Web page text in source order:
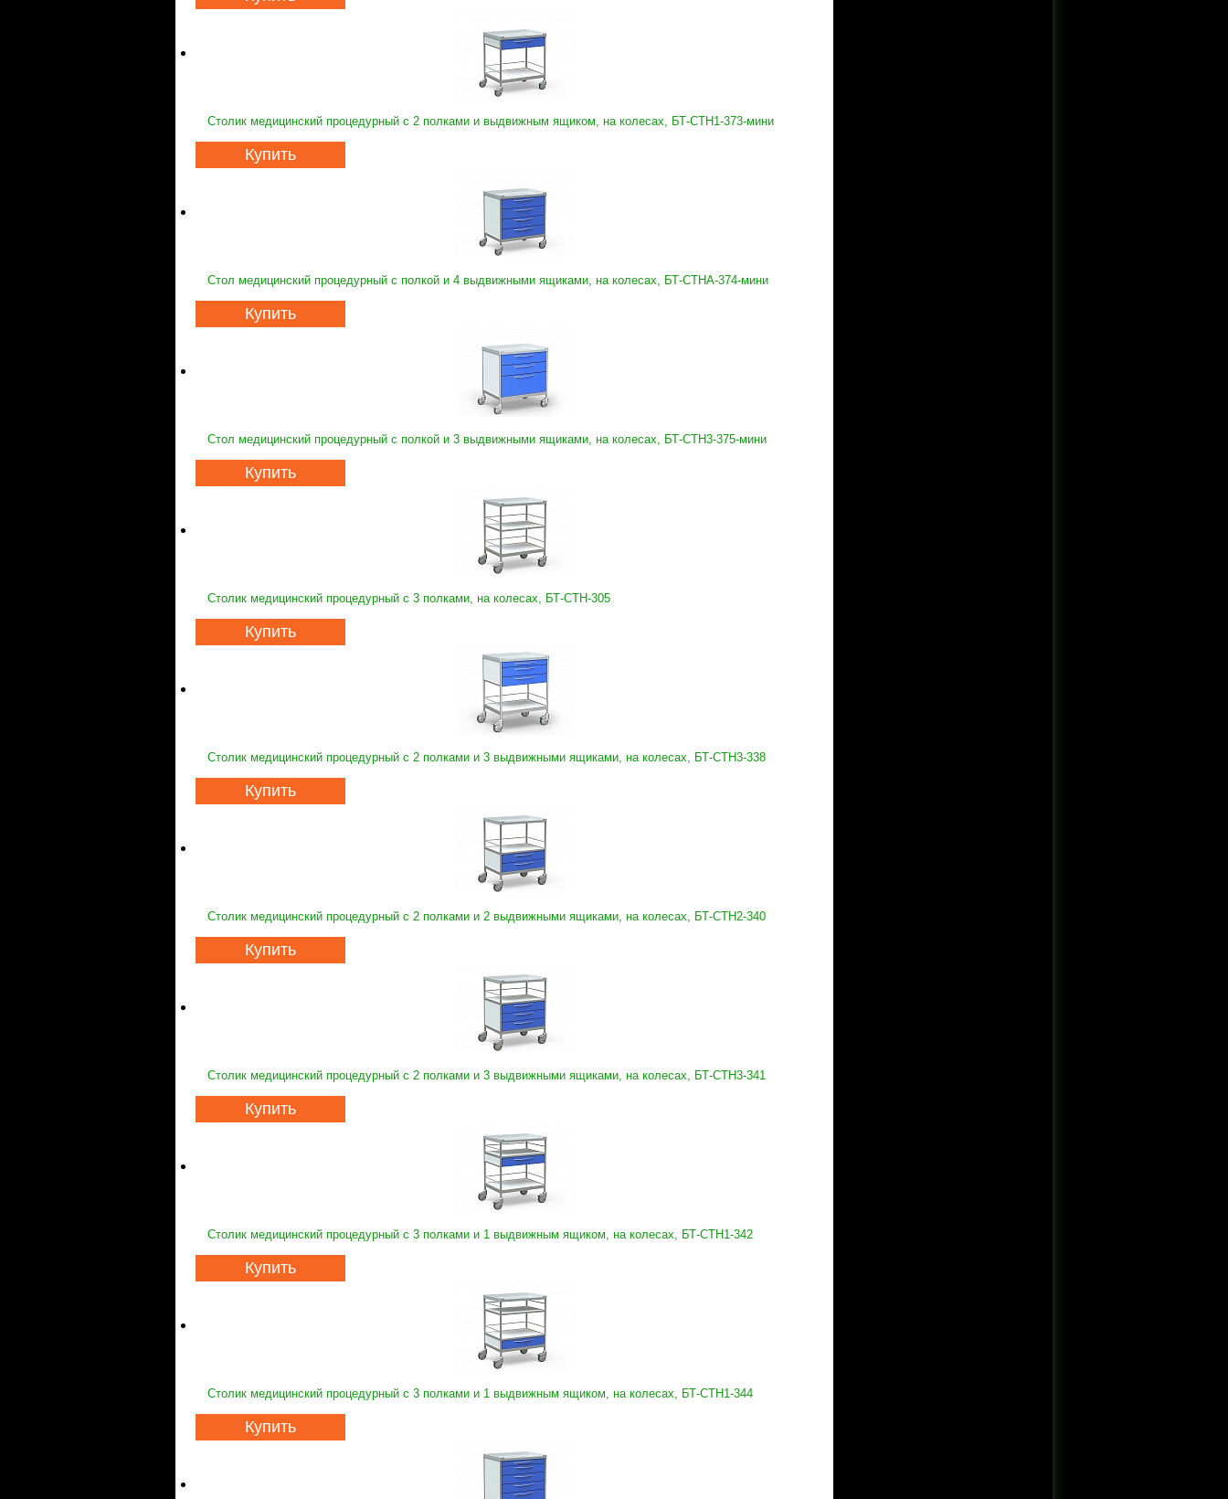
Столик медицинский процедурный с 2 полками и выдвижным ящиком, на колесах, БТ-СТН1-373-мини
Купить
Стол медицинский процедурный с полкой и 4 выдвижными ящиками, на колесах, БТ-СТНА-374-мини
Купить
Стол медицинский процедурный с полкой и 3 выдвижными ящиками, на колесах, БТ-СТН3-375-мини
Купить
Столик медицинский процедурный с 3 полками, на колесах, БТ-СТН-305
Купить
Столик медицинский процедурный с 2 полками и 3 выдвижными ящиками, на колесах, БТ-СТН3-338
Купить
Столик медицинский процедурный с 2 полками и 2 выдвижными ящиками, на колесах, БТ-СТН2-340
Купить
Столик медицинский процедурный с 2 полками и 3 выдвижными ящиками, на колесах, БТ-СТН3-341
Купить
Столик медицинский процедурный с 3 полками и 1 выдвижным ящиком, на колесах, БТ-СТН1-342
Купить
Столик медицинский процедурный с 3 полками и 1 выдвижным ящиком, на колесах, БТ-СТН1-344
Купить